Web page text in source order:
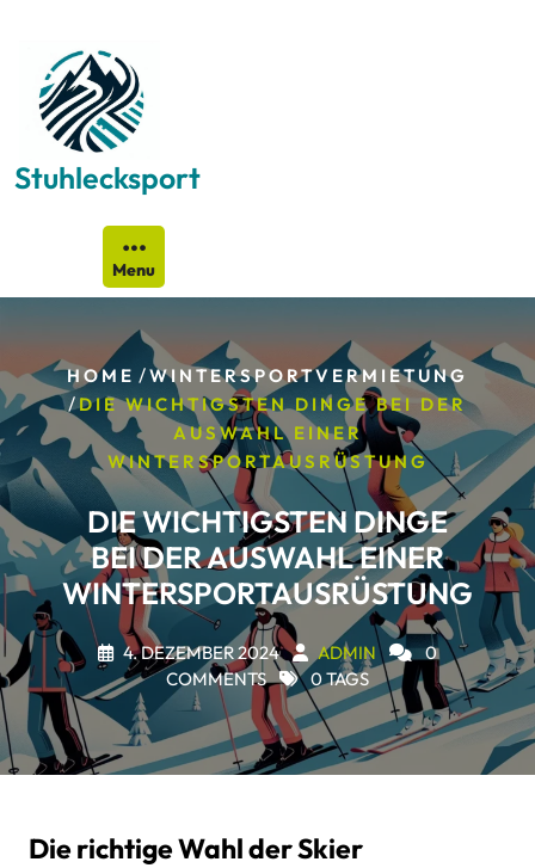
content
Stuhlecksport
Menu
HOME /WINTERSPORTVERMIETUNG
/DIE WICHTIGSTEN DINGE BEI DER
AUSWAHL EINER
WINTERSPORTAUSRÜSTUNG
DIE WICHTIGSTEN DINGE
BEI DER AUSWAHL EINER
WINTERSPORTAUSRÜSTUNG
4. DEZEMBER 2024 ADMIN
0
COMMENTS
0 TAGS
Die richtige Wahl der Skier